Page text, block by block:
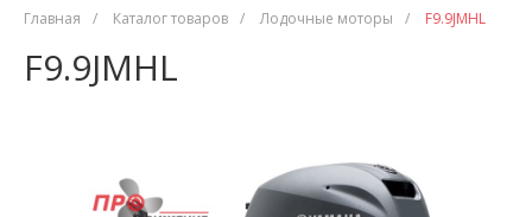
Главная / Каталог товаров / Лодочные моторы / F9.9JMHL
F9.9JMHL